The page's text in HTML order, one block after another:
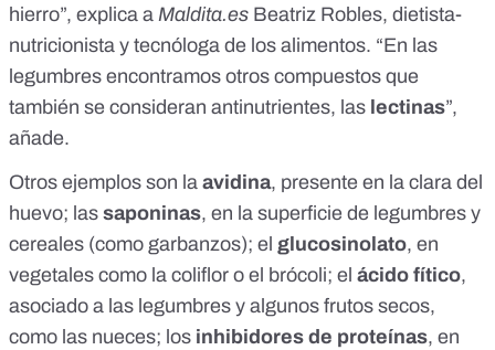
hierro”, explica a Maldita.es Beatriz Robles, dietista-
nutricionista y tecnóloga de los alimentos. “En las
legumbres encontramos otros compuestos que
también se consideran antinutrientes, las lectinas”,
añade.
Otros ejemplos son la avidina, presente en la clara del
huevo; las saponinas, en la superficie de legumbres y
cereales (como garbanzos); el glucosinolato, en
vegetales como la coliflor o el brócoli; el ácido fítico,
asociado a las legumbres y algunos frutos secos,
como las nueces; los inhibidores de proteínas, en